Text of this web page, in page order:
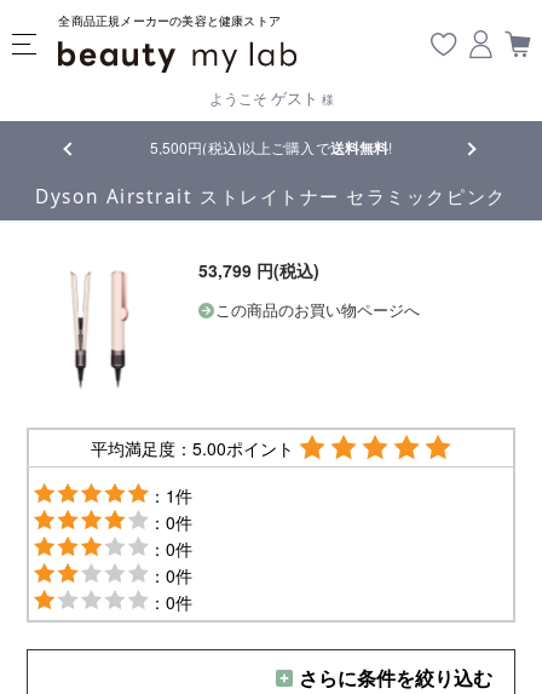
全商品正規メーカーの美容と健康ストア
ようこそ ゲスト 様
5,500円(税込)以上ご購入で送料無料! 【重要】
Dyson Airstrait ストレイトナー セラミックピンク
53,799 円(税込)
この商品のお買い物ページへ
平均満足度：5.00ポイント
：1件
：0件
：0件
：0件
：0件
さらに条件を絞り込む